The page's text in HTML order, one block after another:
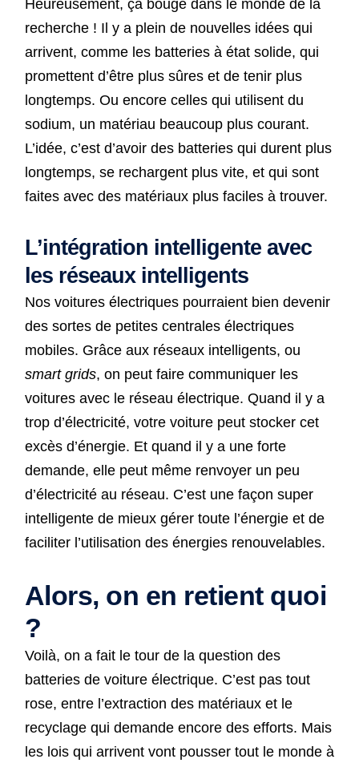
Heureusement, ça bouge dans le monde de la
recherche ! Il y a plein de nouvelles idées qui
arrivent, comme les batteries à état solide, qui
promettent d’être plus sûres et de tenir plus
longtemps. Ou encore celles qui utilisent du
sodium, un matériau beaucoup plus courant.
L’idée, c’est d’avoir des batteries qui durent plus
longtemps, se rechargent plus vite, et qui sont
faites avec des matériaux plus faciles à trouver.
L’intégration intelligente avec
les réseaux intelligents
Nos voitures électriques pourraient bien devenir
des sortes de petites centrales électriques
mobiles. Grâce aux réseaux intelligents, ou
smart grids, on peut faire communiquer les
voitures avec le réseau électrique. Quand il y a
trop d’électricité, votre voiture peut stocker cet
excès d’énergie. Et quand il y a une forte
demande, elle peut même renvoyer un peu
d’électricité au réseau. C’est une façon super
intelligente de mieux gérer toute l’énergie et de
faciliter l’utilisation des énergies renouvelables.
Alors, on en retient quoi
?
Voilà, on a fait le tour de la question des
batteries de voiture électrique. C’est pas tout
rose, entre l’extraction des matériaux et le
recyclage qui demande encore des efforts. Mais
les lois qui arrivent vont pousser tout le monde à